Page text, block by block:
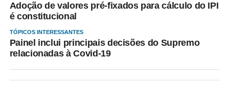
Adoção de valores pré-fixados para cálculo do IPI
é constitucional
TÓPICOS INTERESSANTES
Painel inclui principais decisões do Supremo
relacionadas à Covid-19